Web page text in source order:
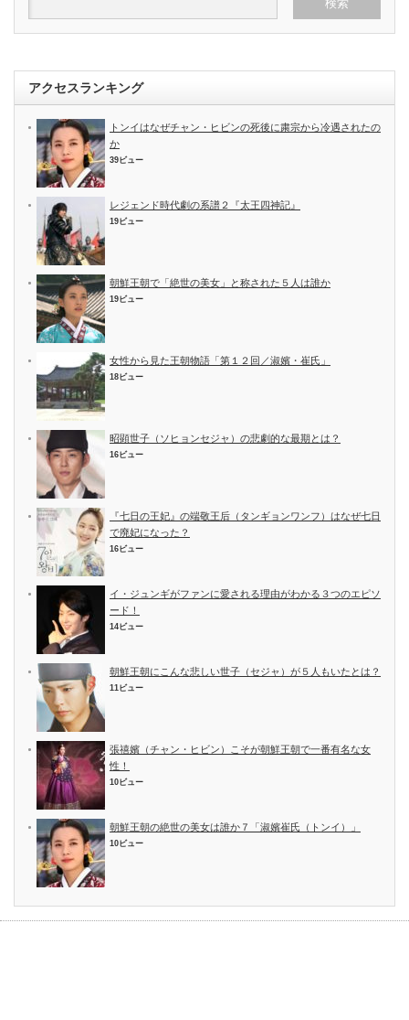
アクセスランキング
トンイはなぜチャン・ヒビンの死後に粛宗から冷遇されたの
か
39ビュー
レジェンド時代劇の系譜２『太王四神記』
19ビュー
朝鮮王朝で「絶世の美女」と称された５人は誰か
19ビュー
女性から見た王朝物語「第１２回／淑嬪・崔氏」
18ビュー
昭顕世子（ソヒョンセジャ）の悲劇的な最期とは？
16ビュー
『七日の王妃』の端敬王后（タンギョンワンフ）はなぜ七日
で廃妃になった？
16ビュー
イ・ジュンギがファンに愛される理由がわかる３つのエピソ
ード！
14ビュー
朝鮮王朝にこんな悲しい世子（セジャ）が５人もいたとは？
11ビュー
張禧嬪（チャン・ヒビン）こそが朝鮮王朝で一番有名な女
性！
10ビュー
朝鮮王朝の絶世の美女は誰か７「淑嬪崔氏（トンイ）」
10ビュー